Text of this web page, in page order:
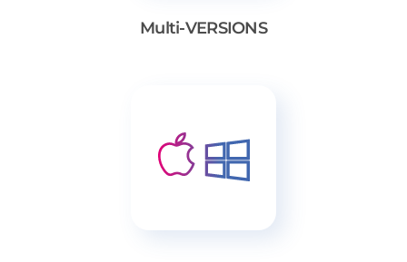
Multi-VERSIONS